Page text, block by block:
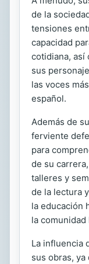
de la
tensiones
capacidad
cotidiana, así
sus
las voces
español.
Además de
ferviente
para
de su
talleres y
de la lectura
la educación
la
La influencia
sus obras,